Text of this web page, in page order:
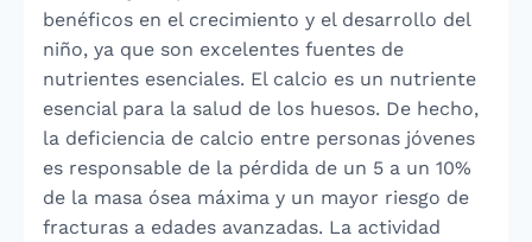
benéficos en el crecimiento y el desarrollo del
niño, ya que son excelentes fuentes de
nutrientes esenciales. El calcio es un nutriente
esencial para la salud de los huesos. De hecho,
la deficiencia de calcio entre personas jóvenes
es responsable de la pérdida de un 5 a un 10%
de la masa ósea máxima y un mayor riesgo de
fracturas a edades avanzadas. La actividad